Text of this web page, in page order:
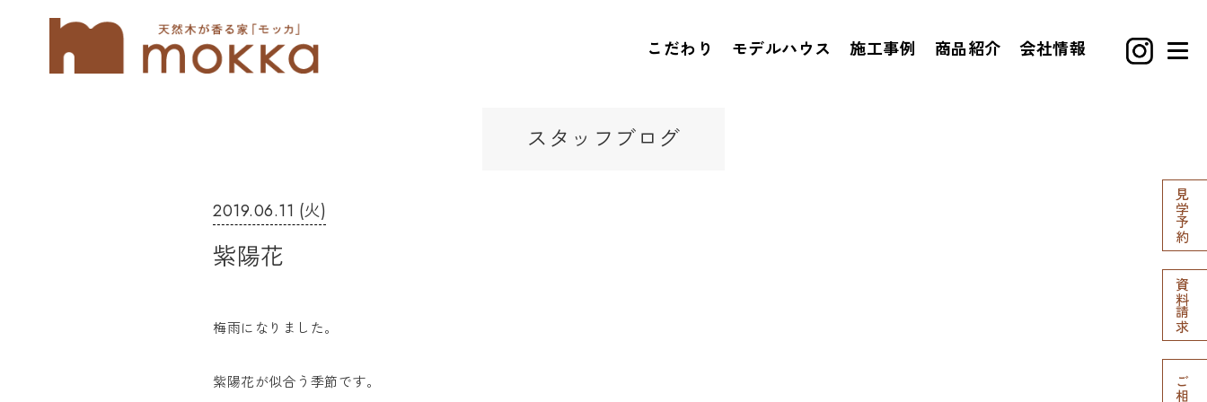
こだわり モデルハウス 施工事例 商品紹介 会社情報
見学予約
資料請求
スタッフブログ
2019.06.11 (火)
紫陽花
梅雨になりました。
紫陽花が似合う季節です。